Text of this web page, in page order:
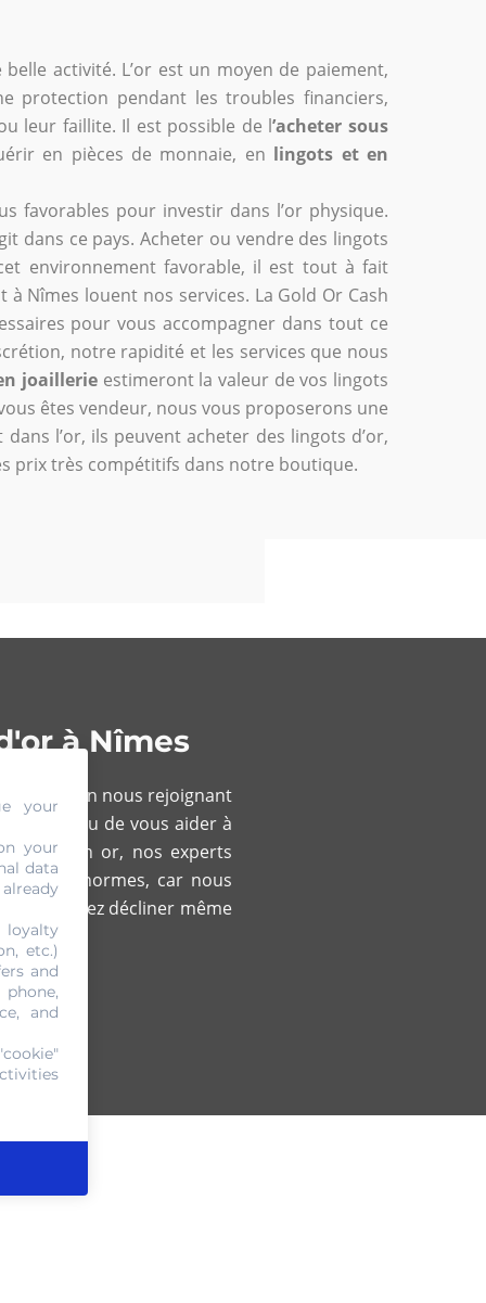
activité. L’or est un moyen de paiement,
protection pendant les troubles financiers,
leur faillite. Il est possible de l’acheter sous
en pièces de monnaie, en lingots et en
favorables pour investir dans l’or physique.
dans ce pays. Acheter ou vendre des lingots
environnement favorable, il est tout à fait
Nîmes louent nos services. La Gold Or Cash
pour vous accompagner dans tout ce
notre rapidité et les services que nous
joaillerie estimeront la valeur de vos lingots
êtes vendeur, nous vous proposerons une
l’or, ils peuvent acheter des lingots d’or,
prix très compétitifs dans notre boutique.
à Nîmes
En effet, en nous rejoignant
ou de vous aider à
bijou en or, nos experts
aux normes, car nous
pourrez décliner même
your
your
data
loyalty
etc.)
and
and